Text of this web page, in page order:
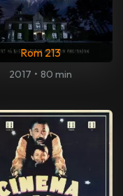
Rom 213
2017 • 80 min